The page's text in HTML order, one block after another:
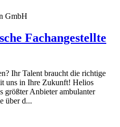
GmbH
Fachangestellte
Ihr Talent braucht die richtige
uns in Ihre Zukunft! Helios
größter Anbieter ambulanter
über d...